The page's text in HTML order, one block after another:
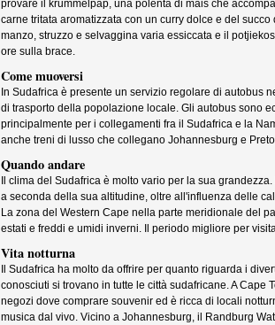
provare il krummelpap, una polenta di mais che
carne tritata aromatizzata con un curry dolce e del
manzo, struzzo e selvaggina varia essiccata e il
ore sulla brace.
Come muoversi
In Sudafrica è presente un servizio regolare di autobus
di trasporto della popolazione locale. Gli autobus sono
principalmente per i collegamenti fra il Sudafrica e la
anche treni di lusso che collegano Johannesburg e
Quando andare
Il clima del Sudafrica è molto vario per la sua
a seconda della sua altitudine, oltre all'influenza delle
La zona del Western Cape nella parte meridionale del
estati e freddi e umidi inverni. Il periodo migliore per
Vita notturna
Il Sudafrica ha molto da offrire per quanto riguarda i
conosciuti si trovano in tutte le città sudafricane. A Cape
negozi dove comprare souvenir ed è ricca di locali
musica dal vivo. Vicino a Johannesburg, il Randburg